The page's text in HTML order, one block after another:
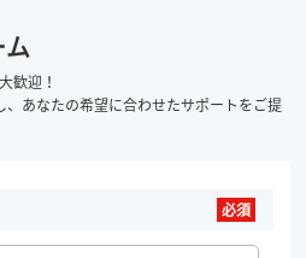
歓迎！
あなたの希望に合わせたサポートをご提